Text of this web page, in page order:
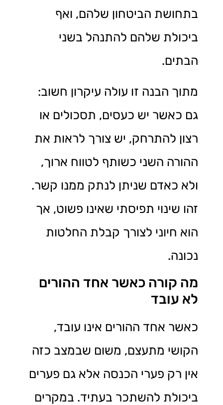
בתחושת הביטחון שלהם, ואף
ביכולת שלהם להתנהל בשני
הבתים.
מתוך הבנה זו עולה עיקרון חשוב:
גם כאשר יש כעסים, תסכולים או
רצון להתרחק, יש צורך לראות את
ההורה השני כשותף לטווח ארוך,
ולא כאדם שניתן לנתק ממנו קשר.
זהו שינוי תפיסתי שאינו פשוט, אך
הוא חיוני לצורך קבלת החלטות
נכונה.
מה קורה כאשר אחד ההורים
לא עובד
כאשר אחד ההורים אינו עובד,
הקושי מתעצם, משום שבמצב כזה
אין רק פערי הכנסה אלא גם פערים
ביכולת להשתכר בעתיד. במקרים